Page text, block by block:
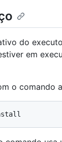
do
em
o comando